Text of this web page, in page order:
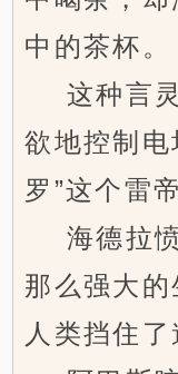
中的茶杯。
这种言灵
欲地控制电
罗”这个雷
海德拉愤
那么强大
人类挡住了